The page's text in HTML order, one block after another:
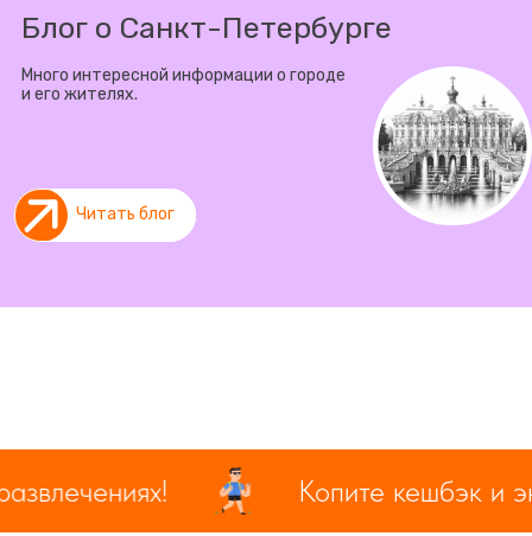
Много интересной информации о городе
и его жителях.
Блог о Санкт-Петербурге
Читать блог
Копите кешбэк и